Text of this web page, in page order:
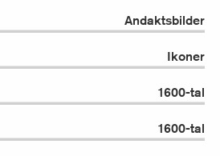
Andaktsbilder
Ikoner
1600-tal
1600-tal